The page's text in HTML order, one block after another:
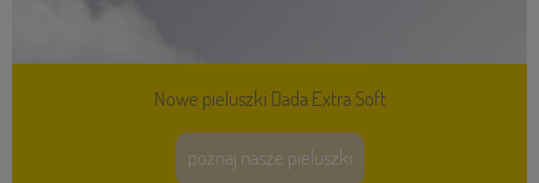
Nowe pieluszki Dada Extra Soft
poznaj nasze pieluszki